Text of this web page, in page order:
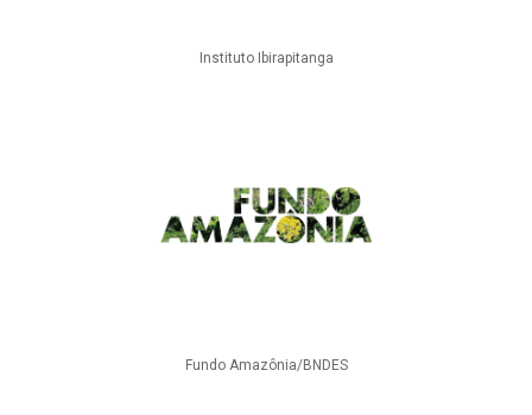
Instituto Ibirapitanga
Fundo Amazônia/BNDES